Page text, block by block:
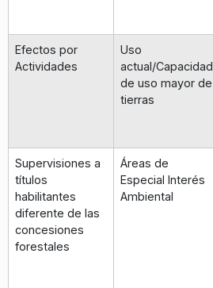
Efectos por
Actividades
Uso
actual/Capacidad
de uso mayor de
tierras
Supervisiones a
títulos
habilitantes
diferente de las
concesiones
forestales
Áreas de
Especial Interés
Ambiental